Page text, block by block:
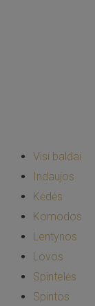
Visi baldai
Indaujos
Kėdės
Komodos
Lentynos
Lovos
Spintelės
Spintos